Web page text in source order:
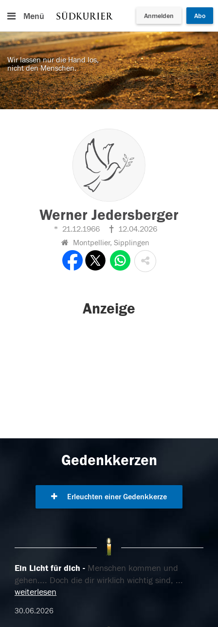
Menü Anmelden Abo
Wir lassen nur die Hand los,
nicht den Menschen.
Werner Jedersberger
21.12.1966
12.04.2026
Montpellier, Sipplingen
Anzeige
Gedenkkerzen
Erleuchten einer Gedenkkerze
Ein Licht für dich
Menschen kommen und
gehen.... Doch die dir wirklich wichtig sind, ...
weiterlesen
30.06.2026